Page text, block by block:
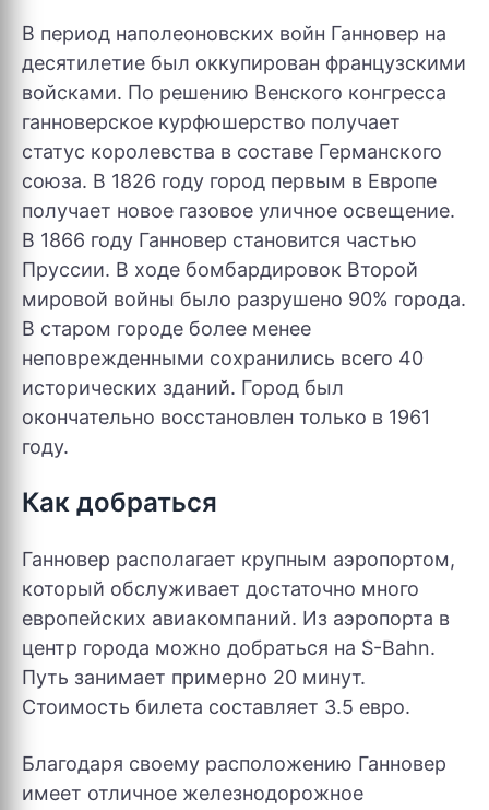
В период наполеоновских войн Ганновер на
десятилетие был оккупирован французскими
войсками. По решению Венского конгресса
ганноверское курфюшерство получает
статус королевства в составе Германского
союза. В 1826 году город первым в Европе
получает новое газовое уличное освещение.
В 1866 году Ганновер становится частью
Пруссии. В ходе бомбардировок Второй
мировой войны было разрушено 90% города.
В старом городе более менее
неповрежденными сохранились всего 40
исторических зданий. Город был
окончательно восстановлен только в 1961
году.
Как добраться
Ганновер располагает крупным аэропортом,
который обслуживает достаточно много
европейских авиакомпаний. Из аэропорта в
центр города можно добраться на S-Bahn.
Путь занимает примерно 20 минут.
Стоимость билета составляет 3.5 евро.
Благодаря своему расположению Ганновер
имеет отличное железнодорожное